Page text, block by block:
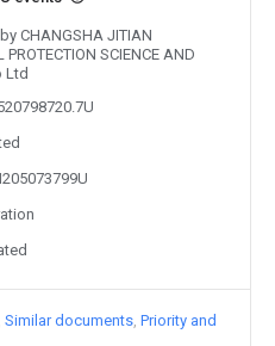
CHANGSHA JITIAN
PROTECTION SCIENCE AND
Ltd
Similar documents Priority and